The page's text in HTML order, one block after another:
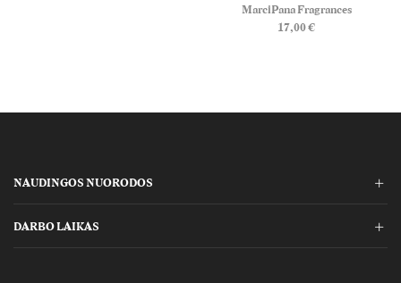
MarciPana Fragrances
17,00€
NAUDINGOS NUORODOS
DARBO LAIKAS